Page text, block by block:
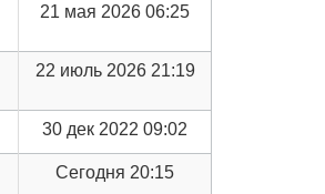
21 мая 2026 06:25
22 июль 2026 21:19
30 дек 2022 09:02
Сегодня 20:15